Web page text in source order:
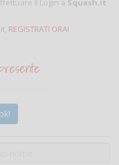
il Login a Squash.it
REGISTRATI ORA!